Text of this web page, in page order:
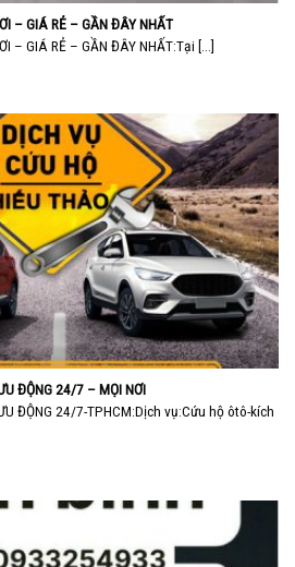
– GIÁ RẺ – GẦN ĐÂY NHẤT
– GIÁ RẺ – GẦN ĐÂY NHẤT:Tại [...]
ĐỘNG 24/7 – MỌI NƠI
ĐỘNG 24/7-TPHCM:Dịch vụ:Cứu hộ ôtô-kích